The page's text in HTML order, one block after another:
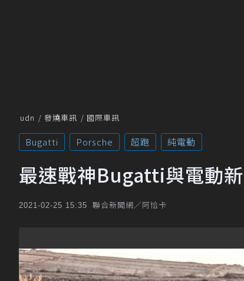
udn 發燒車訊 國際車訊
Bugatti Porsche 超跑 純電動
最速戰神Bugatti與電動
2021-02-25 15:35 聯合新聞網／阿恰卡